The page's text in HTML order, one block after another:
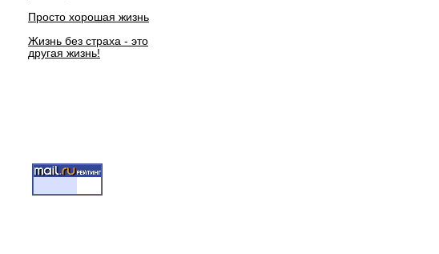
Просто хорошая жизнь
Жизнь без страха - это
другая жизнь!